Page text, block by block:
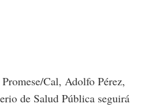
Cal, Adolfo Pérez,
de Salud Pública seguirá